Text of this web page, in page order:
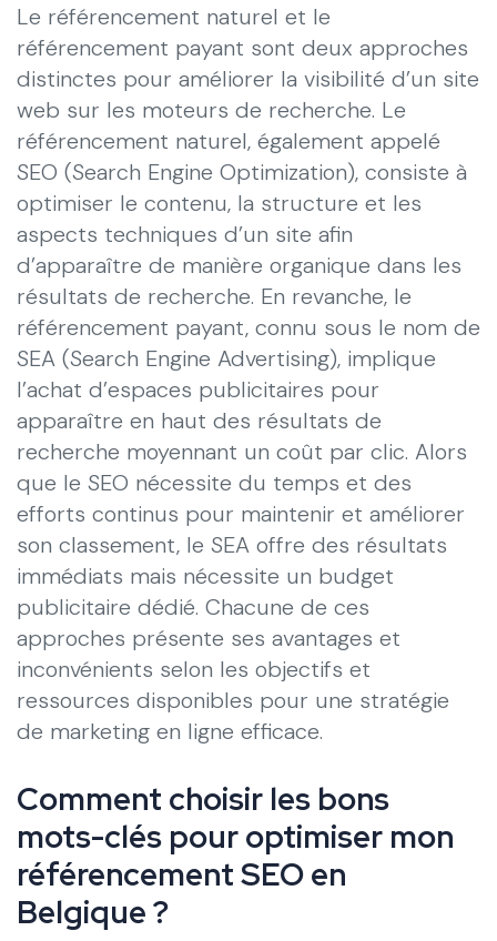
Le référencement naturel et le
référencement payant sont deux approches
distinctes pour améliorer la visibilité d’un site
web sur les moteurs de recherche. Le
référencement naturel, également appelé
SEO (Search Engine Optimization), consiste à
optimiser le contenu, la structure et les
aspects techniques d’un site afin
d’apparaître de manière organique dans les
résultats de recherche. En revanche, le
référencement payant, connu sous le nom de
SEA (Search Engine Advertising), implique
l’achat d’espaces publicitaires pour
apparaître en haut des résultats de
recherche moyennant un coût par clic. Alors
que le SEO nécessite du temps et des
efforts continus pour maintenir et améliorer
son classement, le SEA offre des résultats
immédiats mais nécessite un budget
publicitaire dédié. Chacune de ces
approches présente ses avantages et
inconvénients selon les objectifs et
ressources disponibles pour une stratégie
de marketing en ligne efficace.
Comment choisir les bons
mots-clés pour optimiser mon
référencement SEO en
Belgique ?